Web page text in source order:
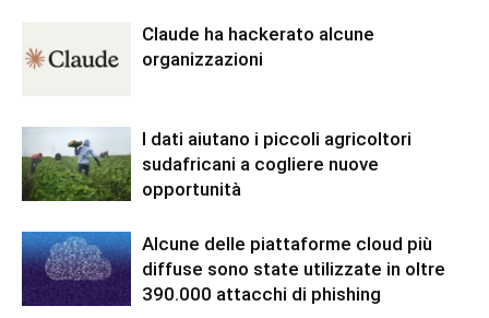
Claude ha hackerato alcune
organizzazioni
I dati aiutano i piccoli agricoltori
sudafricani a cogliere nuove
opportunità
Alcune delle piattaforme cloud più
diffuse sono state utilizzate in oltre
390.000 attacchi di phishing